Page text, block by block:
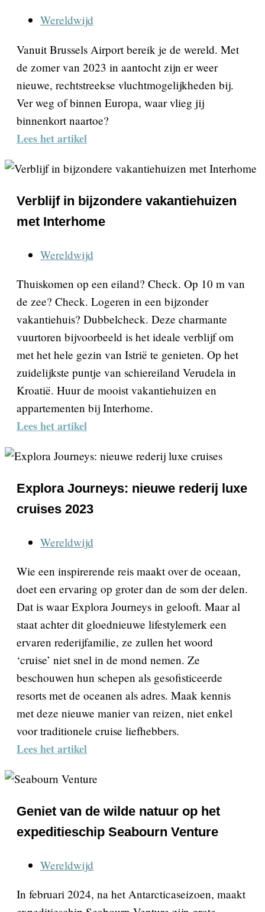
Wereldwijd
Vanuit Brussels Airport bereik je de wereld. Met
de zomer van 2023 in aantocht zijn er weer
nieuwe, rechtstreekse vluchtmogelijkheden bij.
Ver weg of binnen Europa, waar vlieg jij
binnenkort naartoe?
Lees het artikel
Verblijf in bijzondere vakantiehuizen
met Interhome
Wereldwijd
Thuiskomen op een eiland? Check. Op 10 m van
de zee? Check. Logeren in een bijzonder
vakantiehuis? Dubbelcheck. Deze charmante
vuurtoren bijvoorbeeld is het ideale verblijf om
met het hele gezin van Istrië te genieten. Op het
zuidelijkste puntje van schiereiland Verudela in
Kroatië. Huur de mooist vakantiehuizen en
appartementen bij Interhome.
Lees het artikel
Explora Journeys: nieuwe rederij luxe
cruises 2023
Wereldwijd
Wie een inspirerende reis maakt over de oceaan,
doet een ervaring op groter dan de som der delen.
Dat is waar Explora Journeys in gelooft. Maar al
staat achter dit gloednieuwe lifestylemerk een
ervaren rederijfamilie, ze zullen het woord
‘cruise’ niet snel in de mond nemen. Ze
beschouwen hun schepen als gesofisticeerde
resorts met de oceanen als adres. Maak kennis
met deze nieuwe manier van reizen, niet enkel
voor traditionele cruise liefhebbers.
Lees het artikel
Geniet van de wilde natuur op het
expeditieschip Seabourn Venture
Wereldwijd
In februari 2024, na het Antarcticaseizoen, maakt